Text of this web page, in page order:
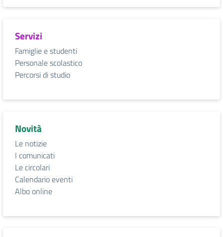
Servizi
Famiglie e studenti
Personale scolastico
Percorsi di studio
Novità
Le notizie
I comunicati
Le circolari
Calendario eventi
Albo online